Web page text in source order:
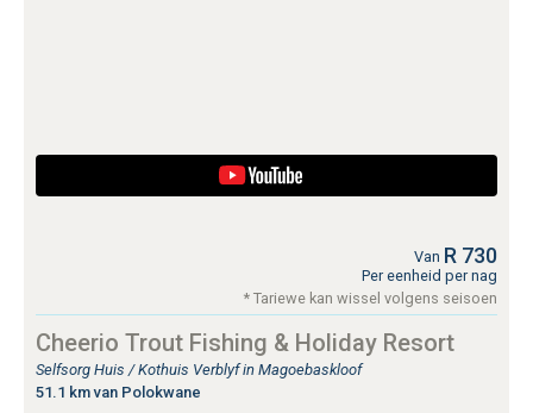
Van R 730
Per eenheid per nag
* Tariewe kan wissel volgens seisoen
Cheerio Trout Fishing & Holiday Resort
Selfsorg Huis / Kothuis Verblyf in Magoebaskloof
51.1 km van Polokwane